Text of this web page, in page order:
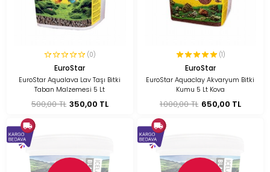
(0)
EuroStar
EuroStar Aqualava Lav Taşı Bitki
Taban Malzemesi 5 Lt
500,00 TL 350,00 TL
(1)
EuroStar
EuroStar Aquaclay Akvaryum Bitki
Kumu 5 Lt Kova
1.000,00 TL 650,00 TL